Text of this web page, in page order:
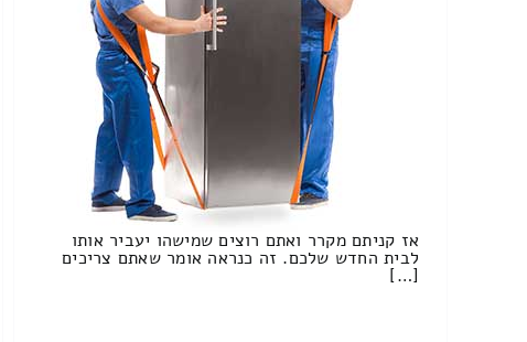
אז קניתם מקרר ואתם רוצים שמישהו יעביר אותו
לבית החדש שלכם. זה כנראה אומר שאתם צריכים
[…]